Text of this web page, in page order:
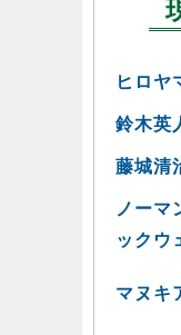
ヒロヤ
鈴木英
藤城清
ノーマ
ックウ
マヌキ